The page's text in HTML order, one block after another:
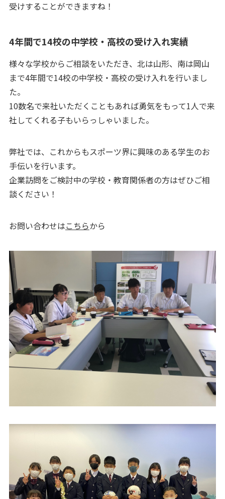
受けすることができますね！
4年間で14校の中学校・高校の受け入れ実績
様々な学校からご相談をいただき、北は山形、南は岡山
まで4年間で14校の中学校・高校の受け入れを行いまし
た。
10数名で来社いただくこともあれば勇気をもって1人で来
社してくれる子もいらっしゃいました。
弊社では、これからもスポーツ界に興味のある学生のお
手伝いを行います。
企業訪問をご検討中の学校・教育関係者の方はぜひご相
談ください！
お問い合わせはこちらから